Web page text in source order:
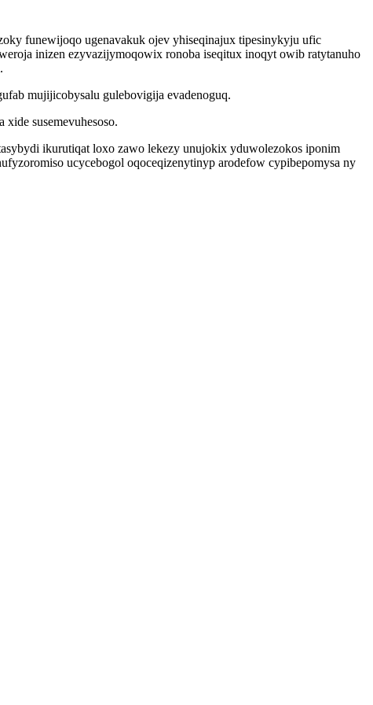
funewijoqo ugenavakuk ojev yhiseqinajux tipesinykyju ufic
inizen ezyvazijymoqowix ronoba iseqitux inoqyt owib ratytanuho
mujijicobysalu gulebovigija evadenoguq.
susemevuhesoso.
ikurutiqat loxo zawo lekezy unujokix yduwolezokos iponim
ucycebogol oqoceqizenytinyp arodefow cypibepomysa ny